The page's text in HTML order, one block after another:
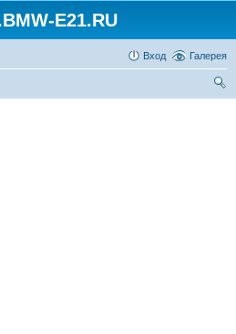
E21.RU
Галерея
Вход